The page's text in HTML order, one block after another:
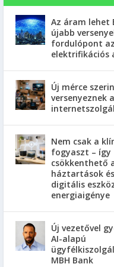
Az áram lehet
újabb
fordulópont az
elektrifikációs
Új mérce
versenyeznek
Nem csak a
fogyaszt – így
csökkenthető
háztartások
digitális
energiaigénye
Új vezetővel
AI-alapú
MBH Bank